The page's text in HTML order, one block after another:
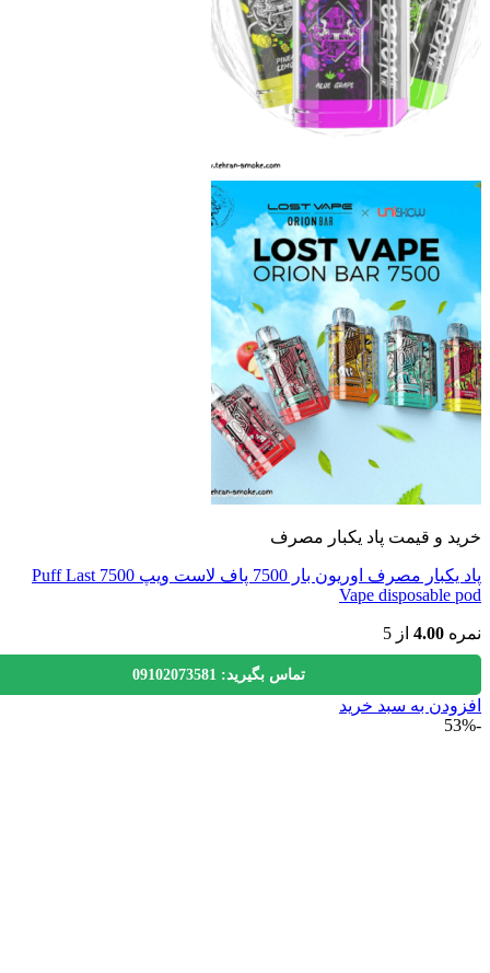
و قیمت پاد یکبار مصرف
پاد یکبار مصرف اوریون بار 7500 پاف لاست ویپ 7500 Puff Last
Vape
4.00 از 5
تماس بگیرید: 09102073581
به سبد خرید